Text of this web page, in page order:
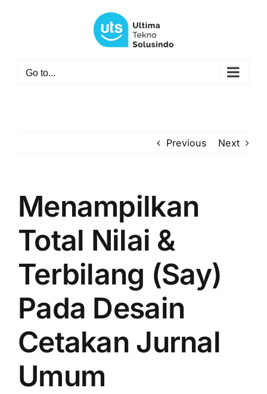
Go to...
Previous Next
Menampilkan
Total Nilai &
Terbilang (Say)
Pada Desain
Cetakan Jurnal
Umum